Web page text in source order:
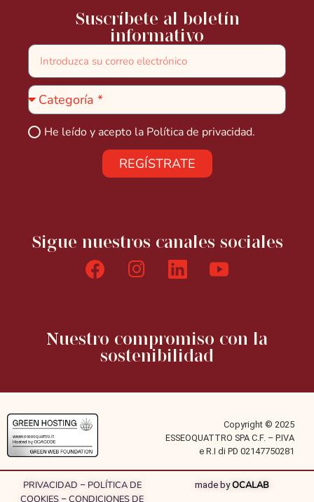
Suscríbete al boletín
informativo
He leído y acepto la Política de privacidad.
REGÍSTRATE
Sigue nuestros canales sociales
Nuestro compromiso con la
sostenibilidad
Copyright © 2025
ESSEOQUATTRO SPA C.F. – P.IVA
e R.I di PD 02147750281
PRIVACIDAD – POLÍTICA DE
COOKIES – CONDICIONES DE
made byOCALAB